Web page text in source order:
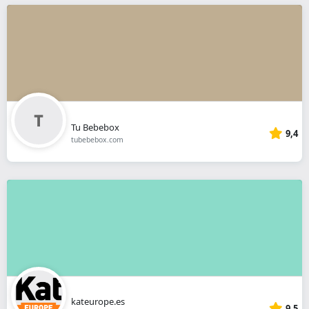
Tu Bebebox
tubebebox.com 9,4
kateurope.es